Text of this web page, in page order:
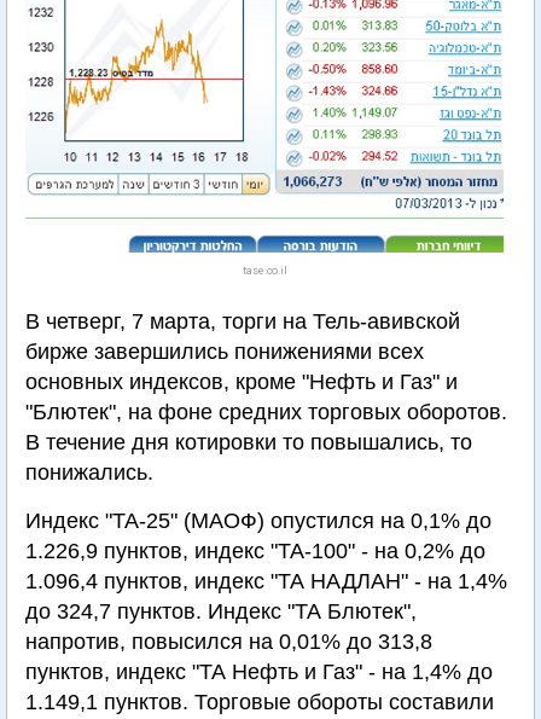
tase.co.il
В четверг, 7 марта, торги на Тель-авивской
бирже завершились понижениями всех
основных индексов, кроме "Нефть и Газ" и
"Блютек", на фоне средних торговых оборотов.
В течение дня котировки то повышались, то
понижались.
Индекс "ТА-25" (МАОФ) опустился на 0,1% до
1.226,9 пунктов, индекс "ТА-100" - на 0,2% до
1.096,4 пунктов, индекс "ТА НАДЛАН" - на 1,4%
до 324,7 пунктов. Индекс "ТА Блютек",
напротив, повысился на 0,01% до 313,8
пунктов, индекс "ТА Нефть и Газ" - на 1,4% до
1.149,1 пунктов. Торговые обороты составили